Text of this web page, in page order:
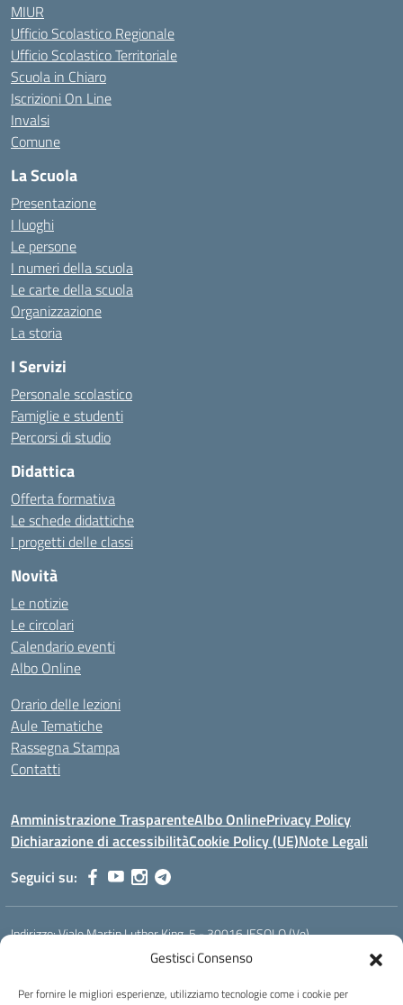
Gestisci Consenso
Per fornire le migliori esperienze, utilizziamo tecnologie come i cookie per
MIUR
Ufficio Scolastico Regionale
Ufficio Scolastico Territoriale
Scuola in Chiaro
Iscrizioni On Line
Invalsi
Comune
La Scuola
Presentazione
I luoghi
Le persone
I numeri della scuola
Le carte della scuola
Organizzazione
La storia
I Servizi
Personale scolastico
Famiglie e studenti
Percorsi di studio
Didattica
Offerta formativa
Le schede didattiche
I progetti delle classi
Novità
Le notizie
Le circolari
Calendario eventi
Albo Online
Orario delle lezioni
Aule Tematiche
Rassegna Stampa
Contatti
Amministrazione TrasparenteAlbo OnlinePrivacy Policy
Dichiarazione di accessibilitàCookie Policy (UE)Note Legali
Seguici su:
Indirizzo:Viale Martin Luther King, 5 - 30016 JESOLO (Ve)
Email:verh020008@istruzione.it